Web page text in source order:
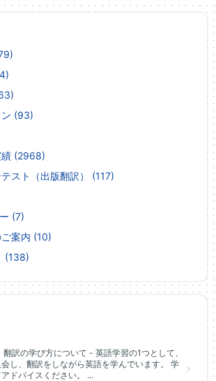
ン (93)
績 (2968)
スト（出版翻訳） (117)
(7)
案内 (10)
(138)
翻訳の学び方について - 英語学習の1つとして、
し、翻訳をしながら英語を学んでいます。 学
ドバイスください。 ...